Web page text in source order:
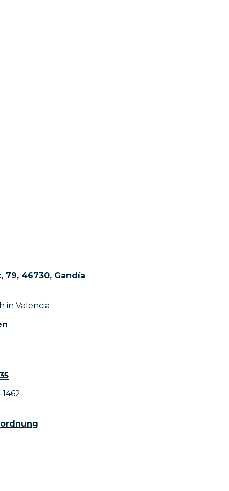
79, 46730, Gandía
in Valencia